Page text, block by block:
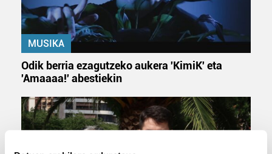
MUSIKA
Odik berria ezagutzeko aukera 'KimiK' eta
'Amaaaa!' abestiekin